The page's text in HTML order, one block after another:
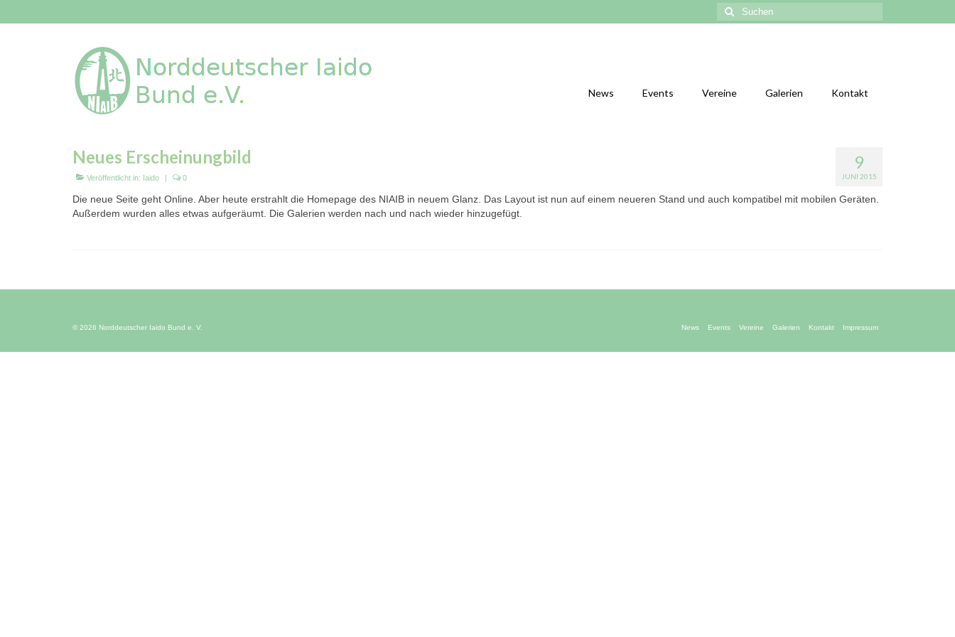
Suchen
nach:
News Events Vereine Galerien Kontakt
9
JUNI 2015
Neues Erscheinungbild
Veröffentlicht in: Iaido | 0
Die neue Seite geht Online. Aber heute erstrahlt die Homepage des NIAIB in neuem Glanz. Das Layout ist nun auf einem neueren Stand und auch kompatibel mit mobilen Geräten.
Außerdem wurden alles etwas aufgeräumt. Die Galerien werden nach und nach wieder hinzugefügt.
News Events Vereine Galerien Kontakt Impressum
© 2026 Norddeutscher Iaido Bund e. V.